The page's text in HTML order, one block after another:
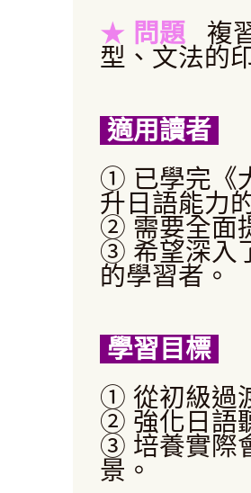
★ 問題
複
型、文法的
適用讀者
① 已學完
升日語能力
② 需要全面
③ 希望深入
的學習者。
學習目標
① 從初級過
② 強化日語
③ 培養實際
景。